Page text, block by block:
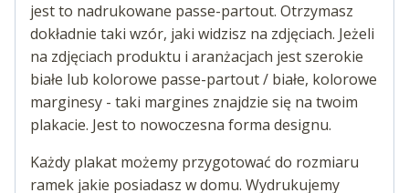
jest to nadrukowane passe-partout. Otrzymasz
dokładnie taki wzór, jaki widzisz na zdjęciach. Jeżeli
na zdjęciach produktu i aranżacjach jest szerokie
białe lub kolorowe passe-partout / białe, kolorowe
marginesy - taki margines znajdzie się na twoim
plakacie. Jest to nowoczesna forma designu.
Każdy plakat możemy przygotować do rozmiaru
ramek jakie posiadasz w domu. Wydrukujemy